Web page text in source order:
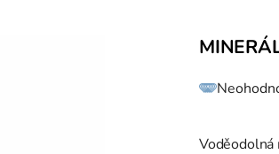
Průměrné
hodnocení
z
5
Voděodolná